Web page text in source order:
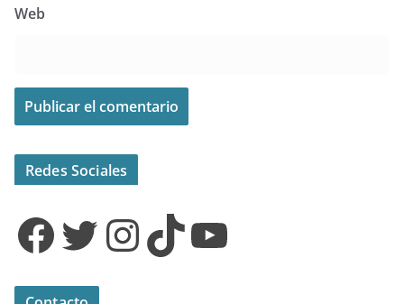
Web
Redes Sociales
Facebook Twitter InstagramTikTok YouTube